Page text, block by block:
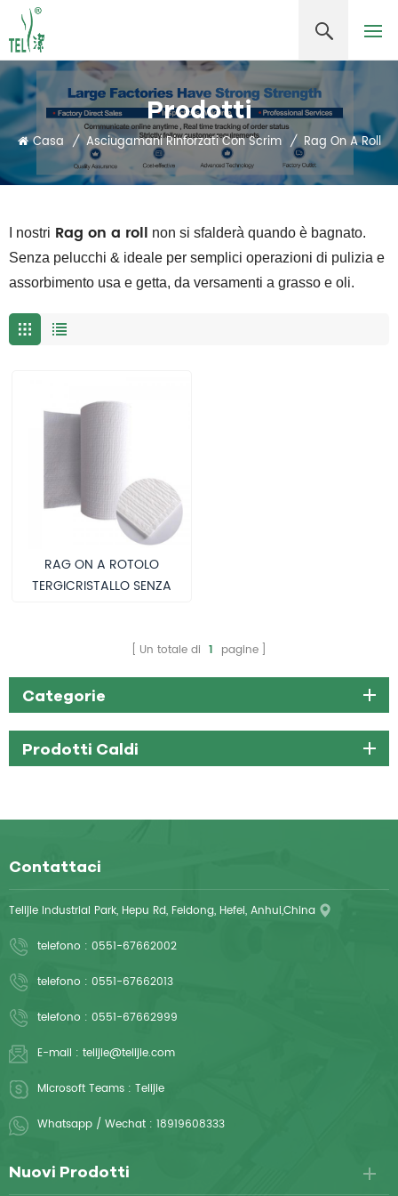
Prodotti
Casa / Asciugamani Rinforzati Con Scrim / Rag On A Roll
I nostri Rag on a roll non si sfalderà quando è bagnato.
Senza pelucchi & ideale per semplici operazioni di pulizia e
assorbimento usa e getta, da versamenti a grasso e oli.
RAG ON A ROTOLO
TERGICRISTALLO SENZA
Un totale di 1 pagine
Categorie
Prodotti Caldi
Contattaci
Telijie Industrial Park, Hepu Rd, Feidong, Hefei, Anhui,China
telefono : 0551-67662002
telefono : 0551-67662013
telefono : 0551-67662999
E-mail : telijie@telijie.com
Microsoft Teams : Telijie
Whatsapp / Wechat : 18919608333
Nuovi Prodotti